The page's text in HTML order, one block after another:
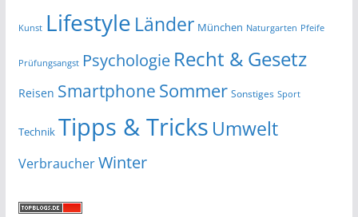
Kunst Lifestyle Länder München Naturgarten Pfeife
Prüfungsangst Psychologie Recht & Gesetz
Reisen Smartphone Sommer Sonstiges Sport
Technik Tipps & Tricks Umwelt
VerbraucherWinter